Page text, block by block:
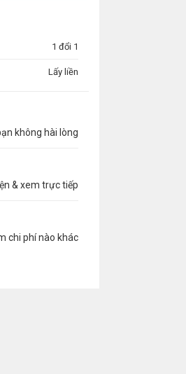
1 đổi 1
Lấy liền
không hài lòng
& xem trực tiếp
chi phí nào khác